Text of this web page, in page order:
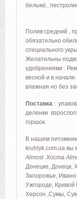
белым) ,
Полив средний ,
обязательно
специального
Желательны
удобрениями .
весной и в
влажная но без
Поставка :
деленки
горшок.
В нашем
kruhlyk.com.ua вы
Almost Хоста
Донецке, Донецк,
Запорожье,
Ужгороде, Кривой
Херсон ,Сумы,